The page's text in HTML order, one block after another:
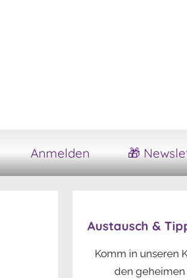
Anmelden 🎁
Austausch &
Komm in unseren
den geheimen